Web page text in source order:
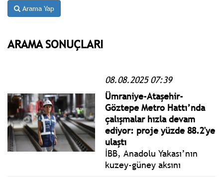
Arama Yap
ARAMA SONUÇLARI
08.08.2025 07:39
Ümraniye-Ataşehir-
Göztepe Metro Hattı’nda
çalışmalar hızla devam
ediyor: proje yüzde 88.2'ye
ulaştı
İBB, Anadolu Yakası’nın
kuzey-güney aksını